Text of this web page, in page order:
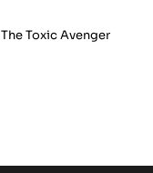
The Toxic Avenger